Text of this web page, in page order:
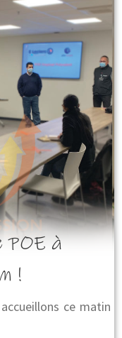
POE à
!
ce matin